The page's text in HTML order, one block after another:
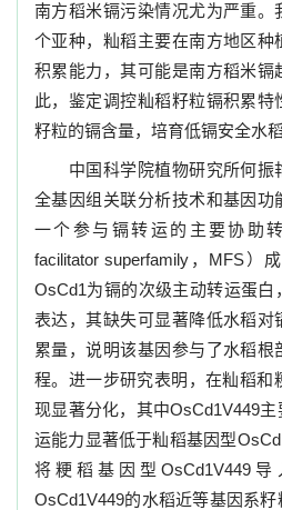
南方稻米镉污染情况尤为严重
个亚种，籼稻主要在南方地区种
积累能力，其可能是南方稻米镉
此，鉴定调控籼稻籽粒镉积累特
籽粒的镉含量，培育低镉安全水
中国科学院植物研究所何振
全基因组关联分析技术和基因功
一个参与镉转运的主要协助
facilitator superfamily，MFS）
OsCd1为镉的次级主动转运蛋白
表达，其缺失可显著降低水稻对
累量，说明该基因参与了水稻根
程。进一步研究表明，在籼稻和
现显著分化，其中OsCd1V449
运能力显著低于籼稻基因型
将粳稻基因型OsCd1V449
OsCd1V449的水稻近等基因系